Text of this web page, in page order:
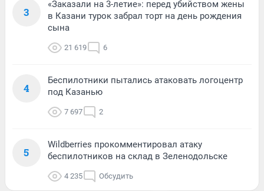
3
«Заказали на 3-летие»: перед убийством жены
в Казани турок забрал торт на день рождения
сына
21 619 6
4
Беспилотники пытались атаковать логоцентр
под Казанью
7 697 2
5
Wildberries прокомментировал атаку
беспилотников на склад в Зеленодольске
4 235 Обсудить